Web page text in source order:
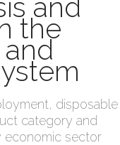
and
the
disposable
category and
economic sector